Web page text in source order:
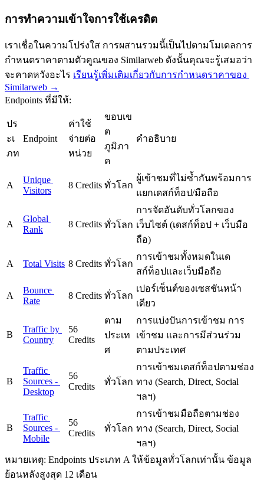
การทำความเข้าใจการใช้เครดิต
เราเชื่อในความโปร่งใส การผสานรวมนี้เป็นไปตามโมเดลการ
กำหนดราคาตามตัวคูณของ Similarweb ดังนั้นคุณจะรู้เสมอว่า
จะคาดหวังอะไร เรียนรู้เพิ่มเติมเกี่ยวกับการกำหนดราคาของ
Similarweb →
Endpoints ที่มีให้:
ปร
ะเ
ภท
Endpoint
ค่าใช้
จ่ายต่อ
หน่วย
ขอบเข
ต
ภูมิภา
ค
คำอธิบาย
A
Unique
Visitors
8 Credits ทั่วโลก
ผู้เข้าชมที่ไม่ซ้ำกันพร้อมการ
แยกเดสก์ท็อป/มือถือ
A
Global
Rank
8 Credits ทั่วโลก
การจัดอันดับทั่วโลกของ
เว็บไซต์ (เดสก์ท็อป + เว็บมือ
ถือ)
A Total Visits 8 Credits ทั่วโลก
การเข้าชมทั้งหมดในเด
สก์ท็อปและเว็บมือถือ
A
Bounce
Rate
8 Credits ทั่วโลก
เปอร์เซ็นต์ของเซสชันหน้า
เดียว
B
Traffic by
Country
56
Credits
ตาม
ประเท
ศ
การแบ่งปันการเข้าชม การ
เข้าชม และการมีส่วนร่วม
ตามประเทศ
B
Traffic
Sources -
Desktop
56
Credits
ทั่วโลก
การเข้าชมเดสก์ท็อปตามช่อง
ทาง (Search, Direct, Social
ฯลฯ)
B
Traffic
Sources -
Mobile
56
Credits
ทั่วโลก
การเข้าชมมือถือตามช่อง
ทาง (Search, Direct, Social
ฯลฯ)
หมายเหตุ: Endpoints ประเภท A ให้ข้อมูลทั่วโลกเท่านั้น ข้อมูล
ย้อนหลังสูงสุด 12 เดือน